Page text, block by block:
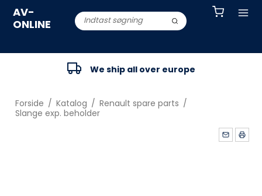
AV-
ONLINE
We ship all over europe
Forside / Katalog / Renault spare parts /
Slange exp. beholder